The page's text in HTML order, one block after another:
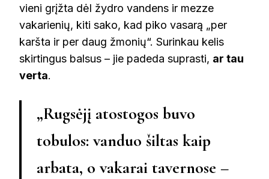
vieni grįžta dėl žydro vandens ir mezze
vakarienių, kiti sako, kad piko vasarą „per
karšta ir per daug žmonių“. Surinkau kelis
skirtingus balsus – jie padeda suprasti, ar tau
verta.
„Rugsėjį atostogos buvo
tobulos: vanduo šiltas kaip
arbata, o vakarai tavernose –